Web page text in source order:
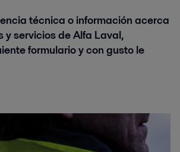
técnica o información acerca
y servicios de Alfa Laval,
formulario y con gusto le